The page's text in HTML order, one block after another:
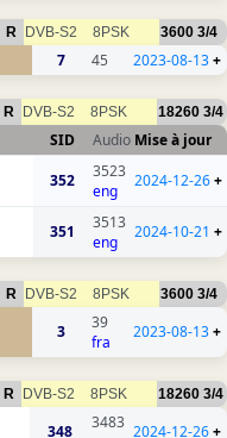
R DVB-S2 8PSK 3600 3/4
7 45 2023-08-13+
R DVB-S2 8PSK 18260 3/4
SID Audio Mise à jour
352
3523
eng
2024-12-26+
351
3513
eng
2024-10-21 +
R DVB-S2 8PSK 3600 3/4
3
39
fra
2023-08-13+
R DVB-S2 8PSK 18260 3/4
348
3483 2024-12-26+